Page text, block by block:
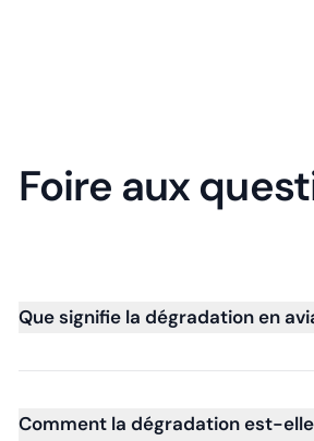
Foire aux
Que signifie la dégradation en
Comment la dégradation est-